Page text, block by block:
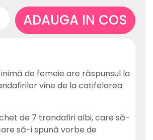
ADAUGA IN COS
de femeie are răspunsul la
vine de la catifelarea
de 7 trandafiri albi, care să-
să-i spună vorbe de